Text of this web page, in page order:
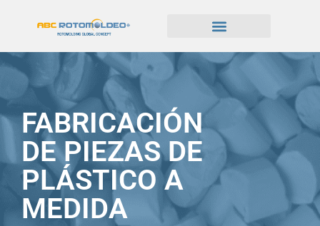
FABRICACIÓN
DE PIEZAS DE
PLÁSTICO A
MEDIDA